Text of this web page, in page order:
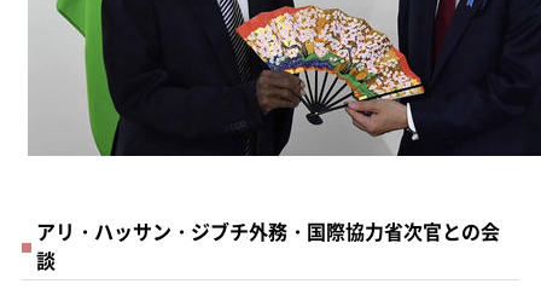
アリ・ハッサン・ジブチ外務・国際協力省次官との会
談